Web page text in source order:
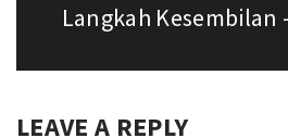
Next
Langkah Kesembilan
LEAVE A REPLY